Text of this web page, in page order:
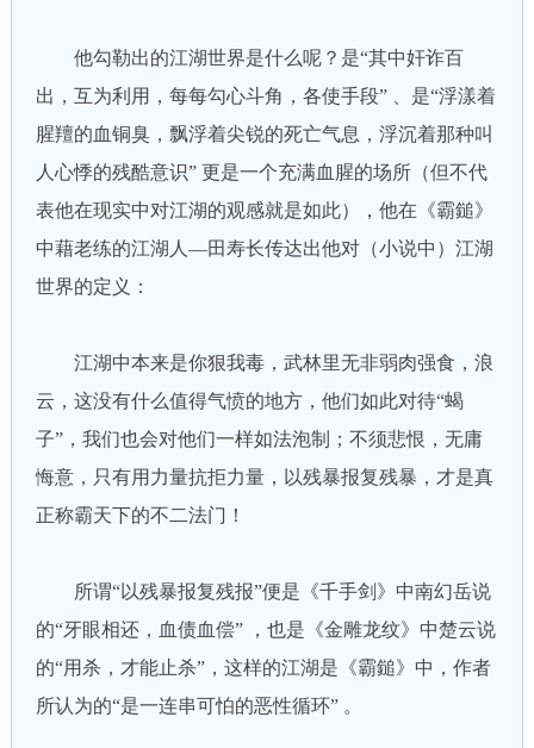
他勾勒出的江湖世界是什么呢？是“其中奸诈百
出，互为利用，每每勾心斗角，各使手段” 、是“浮漾着
腥羶的血铜臭，飘浮着尖锐的死亡气息，浮沉着那种叫
人心悸的残酷意识” 更是一个充满血腥的场所（但不代
表他在现实中对江湖的观感就是如此），他在《霸鎚》
中藉老练的江湖人—田寿长传达出他对（小说中）江湖
世界的定义：
江湖中本来是你狠我毒，武林里无非弱肉强食，浪
云，这没有什么值得气愤的地方，他们如此对待“蝎
子”，我们也会对他们一样如法泡制；不须悲恨，无庸
悔意，只有用力量抗拒力量，以残暴报复残暴，才是真
正称霸天下的不二法门！
所谓“以残暴报复残报”便是《千手剑》中南幻岳说
的“牙眼相还，血债血偿” ，也是《金雕龙纹》中楚云说
的“用杀，才能止杀”，这样的江湖是《霸鎚》中，作者
所认为的“是一连串可怕的恶性循环” 。